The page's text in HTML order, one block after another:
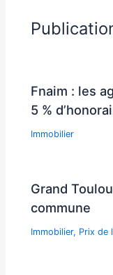
Fnaim : les
5 %
Immobilier
Grand
commune
Immobilier, Prix de